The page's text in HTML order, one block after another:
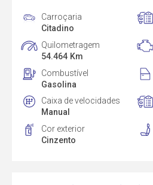
Carroçaria
Citadino
Quilometragem
54.464 Km
Combustível
Gasolina
Caixa de velocidades
Manual
Cor exterior
Cinzento